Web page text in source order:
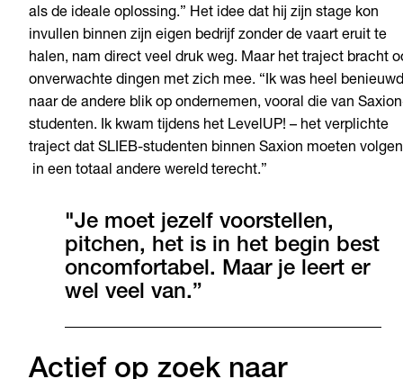
als de ideale oplossing.” Het idee dat hij zijn stage kon
invullen binnen zijn eigen bedrijf zonder de vaart eruit te
halen, nam direct veel druk weg. Maar het traject bracht
onverwachte dingen met zich mee. “Ik was heel benieuwd
naar de andere blik op ondernemen, vooral die van
studenten. Ik kwam tijdens het LevelUP! – het verplichte
traject dat SLIEB-studenten binnen Saxion moeten
in een totaal andere wereld terecht.”
"Je moet jezelf voorstellen,
pitchen, het is in het begin best
oncomfortabel. Maar je leert er
wel veel van.”
Actief op zoek naar